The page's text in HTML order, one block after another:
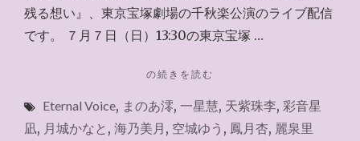
残る想い』、東京宝塚劇場の千秋楽公演のライブ配信
です。 ７月７日（日）13:30の東京宝塚 …
"お
で
ラ
の続きを読む
Eternal Voice, まのあ澪, 一星慧, 天紫珠李, 彩音星
凪, 月城かなと , 海乃美月 , 空城ゆう , 鳳月杏, 麗泉里